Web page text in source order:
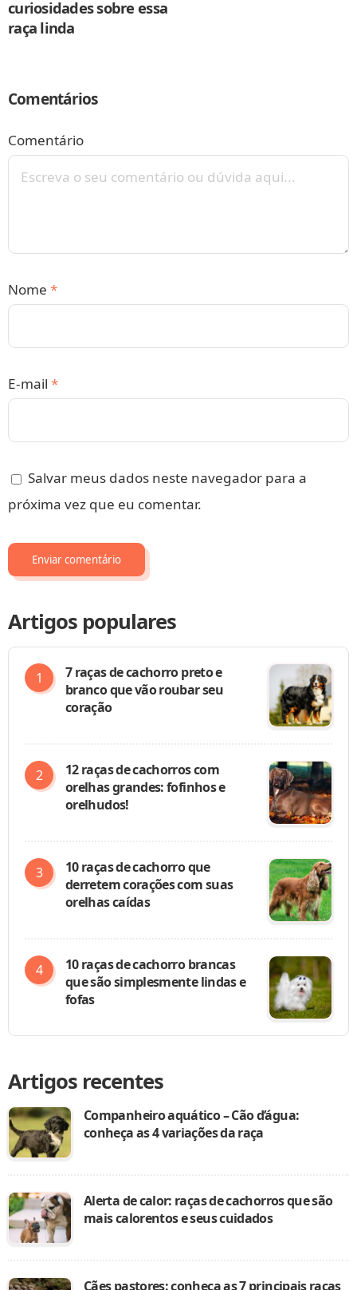
curiosidades sobre essa
raça linda
Comentários
Comentário
Nome *
E-mail *
Salvar meus dados neste navegador para a
próxima vez que eu comentar.
Artigos populares
7 raças de cachorro preto e
branco que vão roubar seu
coração
12 raças de cachorros com
orelhas grandes: fofinhos e
orelhudos!
10 raças de cachorro que
derretem corações com suas
orelhas caídas
10 raças de cachorro brancas
que são simplesmente lindas e
fofas
Artigos recentes
Companheiro aquático – Cão d’água:
conheça as 4 variações da raça
Alerta de calor: raças de cachorros que são
mais calorentos e seus cuidados
Cães pastores: conheça as 7 principais raças